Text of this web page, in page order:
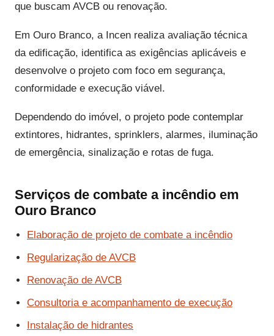
que buscam AVCB ou renovação.
Em Ouro Branco, a Incen realiza avaliação técnica
da edificação, identifica as exigências aplicáveis e
desenvolve o projeto com foco em segurança,
conformidade e execução viável.
Dependendo do imóvel, o projeto pode contemplar
extintores, hidrantes, sprinklers, alarmes, iluminação
de emergência, sinalização e rotas de fuga.
Serviços de combate a incêndio em
Ouro Branco
Elaboração de projeto de combate a incêndio
Regularização de AVCB
Renovação de AVCB
Consultoria e acompanhamento de execução
Instalação de hidrantes